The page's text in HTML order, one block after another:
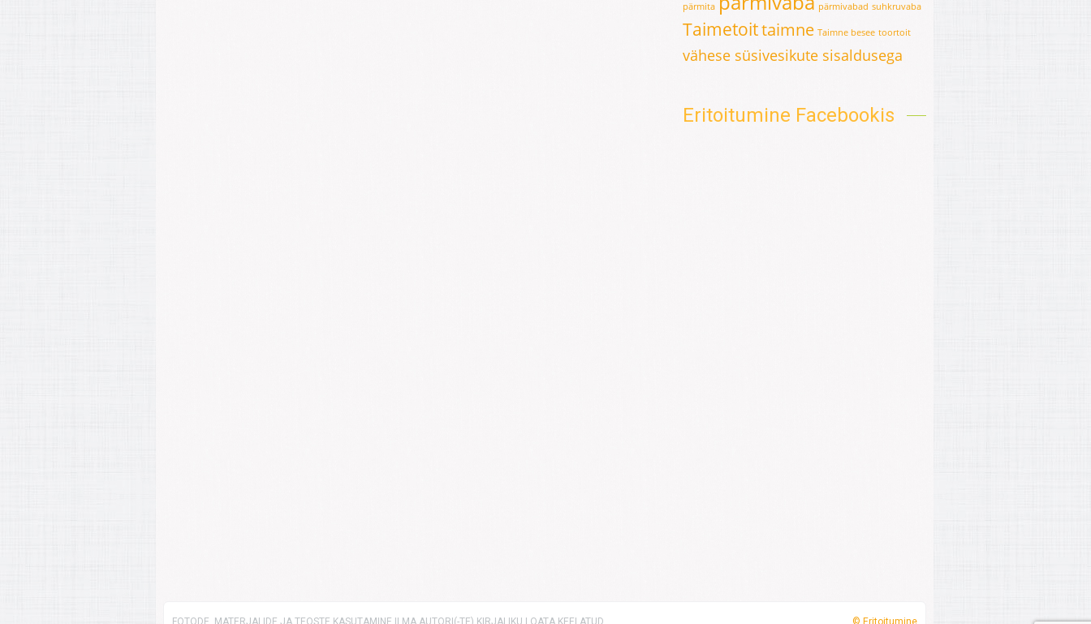
pärmita pärmivabad suhkruvaba
Taimetoittaimne Taimne besee toortoit
vähese süsivesikute sisaldusega
Eritoitumine Facebookis
FOTODE, MATERJALIDE JA TEOSTE KASUTAMINE ILMA AUTORI(-TE) KIRJALIKU LOATA KEELATUD © Eritoitumine